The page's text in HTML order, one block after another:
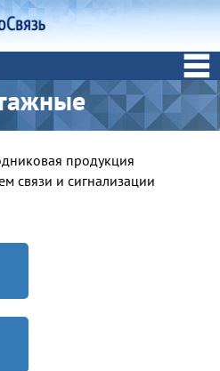
продукция
связи и сигнализации